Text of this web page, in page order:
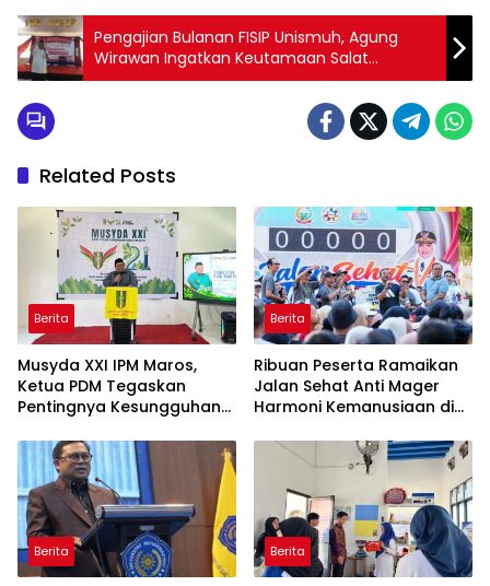
Pengajian Bulanan FISIP Unismuh, Agung
Wirawan Ingatkan Keutamaan Salat
Berjamaah
Related Posts
Berita
Musyda XXI IPM Maros,
Ketua PDM Tegaskan
Pentingnya Kesungguhan
Berita
Ribuan Peserta Ramaikan
Jalan Sehat Anti Mager
Harmoni Kemanusiaan di
Berita Berita